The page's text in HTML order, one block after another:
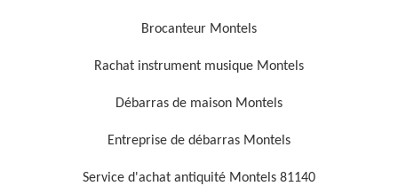
Brocanteur Montels
Rachat instrument musique Montels
Débarras de maison Montels
Entreprise de débarras Montels
Service d'achat antiquité Montels 81140